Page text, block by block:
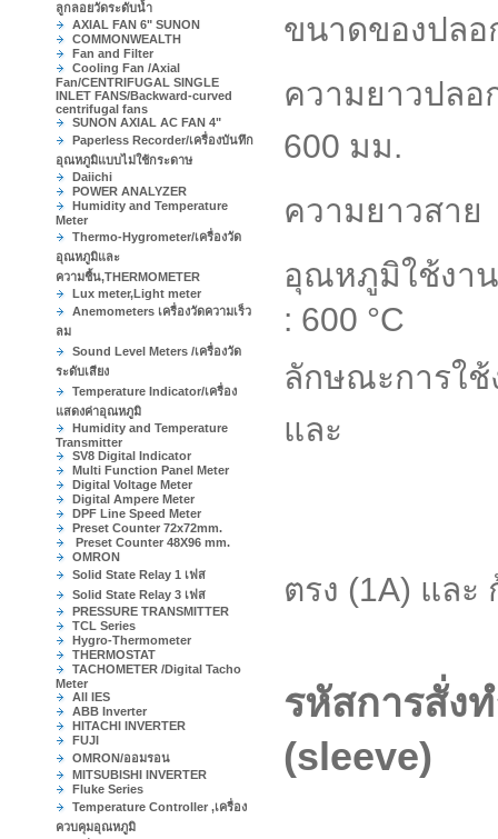
ลูกลอยวัดระดับน้ำ
AXIAL FAN 6" SUNON
COMMONWEALTH
Fan and Filter
Cooling Fan /Axial
Fan/CENTRIFUGAL SINGLE
INLET FANS/Backward-curved
centrifugal fans
SUNON AXIAL AC FAN 4"
Paperless Recorder/เครื่องบันทึก
อุณหภูมิแบบไม่ใช้กระดาษ
Daiichi
POWER ANALYZER
Humidity and Temperature
Meter
Thermo-Hygrometer/เครื่องวัด
อุณหภูมิและ
ความชื้น,THERMOMETER
Lux meter,Light meter
Anemometers เครื่องวัดความเร็ว
ลม
Sound Level Meters /เครื่องวัด
ระดับเสียง
Temperature Indicator/เครื่อง
แสดงค่าอุณหภูมิ
Humidity and Temperature
Transmitter
SV8 Digital Indicator
Multi Function Panel Meter
Digital Voltage Meter
Digital Ampere Meter
DPF Line Speed Meter
Preset Counter 72x72mm.
Preset Counter 48X96 mm.
OMRON
Solid State Relay 1 เฟส
Solid State Relay 3 เฟส
PRESSURE TRANSMITTER
TCL Series
Hygro-Thermometer
THERMOSTAT
TACHOMETER /Digital Tacho
Meter
All IES
ABB Inverter
HITACHI INVERTER
FUJI
OMRON/ออมรอน
MITSUBISHI INVERTER
Fluke Series
Temperature Controller ,เครื่อง
ควบคุมอุณหภูมิ
ขนาดของป
ความยาวปล
600 มม.
ความยาวส
อุณหภูมิใช้งา
: 600 °C
ลักษณะการ
และ
ตรง (1A) แ
รหัสการสั่ง
(sleeve)